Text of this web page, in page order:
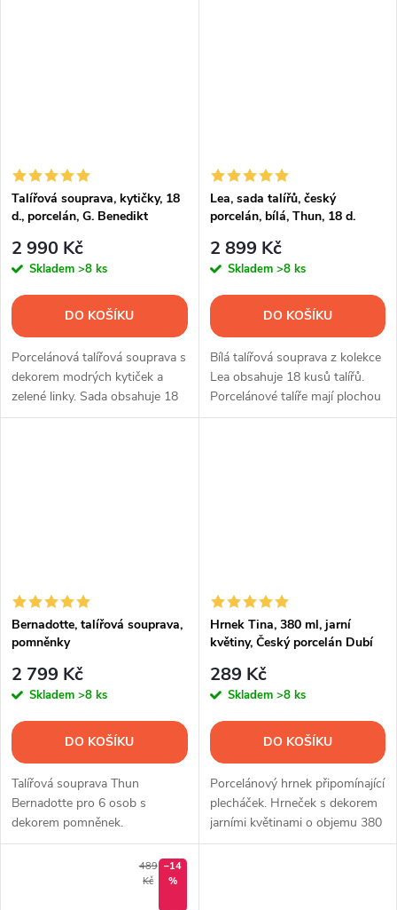
Talířová souprava, kytičky, 18
d., porcelán, G. Benedikt
2 990 Kč
Skladem >8 ks
DO KOŠÍKU
Porcelánová talířová souprava s
dekorem modrých kytiček a
zelené linky. Sada obsahuje 18
ks talířů.
Lea, sada talířů, český
porcelán, bílá, Thun, 18 d.
2 899 Kč
Skladem >8 ks
DO KOŠÍKU
Bílá talířová souprava z kolekce
Lea obsahuje 18 kusů talířů.
Porcelánové talíře mají plochou
základnu a jemně vroubkované
Bernadotte, talířová souprava,
pomněnky
2 799 Kč
Skladem >8 ks
DO KOŠÍKU
Talířová souprava Thun
Bernadotte pro 6 osob s
dekorem pomněnek.
Hrnek Tina, 380 ml, jarní
květiny, Český porcelán Dubí
289 Kč
Skladem >8 ks
DO KOŠÍKU
Porcelánový hrnek připomínající
plecháček. Hrneček s dekorem
jarními květinami o objemu 380
ml.
489
Kč
–14
%